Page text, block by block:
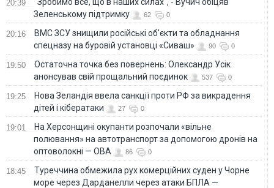
20:39
Зеленському підтримку
62 0
20:16
ВМС ЗСУ знищили російські об'єкти та обладнання
спецназу на буровій установці «Сиваш»
90 0
19:50
Остаточна точка без повернень: Олександр Усік
анонсував свій прощальний поєдинок
537 0
19:25
Нова Зеландія ввела санкції проти РФ за викрадення
дітей і кібератаки
27 0
19:01
На Херсонщині окупанти розпочали «вільне
полювання» на автотранспорт за допомогою дронів на
оптоволокні — ОВА
86 0
18:45
Туреччина обмежила рух комерційних суден у Чорне
море через Дарданелли через атаки БПЛА —